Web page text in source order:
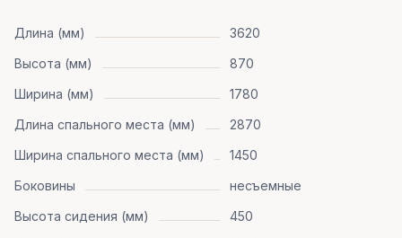
Длина (мм)
3620
Высота (мм)
870
Ширина (мм)
1780
Длина спального места (мм)
2870
Ширина спального места (мм)
1450
Боковины
несъемные
Высота сидения (мм)
450